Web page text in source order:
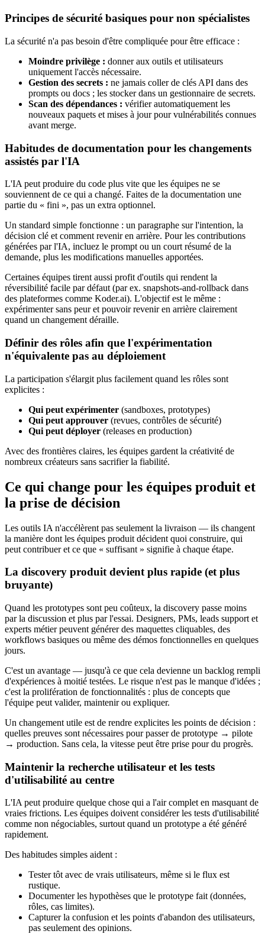
Principes de sécurité basiques pour non spécialistes
La sécurité n'a pas besoin d'être compliquée pour être efficace :
Moindre privilège : donner aux outils et utilisateurs
uniquement l'accès nécessaire.
Gestion des secrets : ne jamais coller de clés API dans des
prompts ou docs ; les stocker dans un gestionnaire de secrets.
Scan des dépendances : vérifier automatiquement les
nouveaux paquets et mises à jour pour vulnérabilités connues
avant merge.
Habitudes de documentation pour les changements
assistés par l'IA
L'IA peut produire du code plus vite que les équipes ne se
souviennent de ce qui a changé. Faites de la documentation une
partie du « fini », pas un extra optionnel.
Un standard simple fonctionne : un paragraphe sur l'intention, la
décision clé et comment revenir en arrière. Pour les contributions
générées par l'IA, incluez le prompt ou un court résumé de la
demande, plus les modifications manuelles apportées.
Certaines équipes tirent aussi profit d'outils qui rendent la
réversibilité facile par défaut (par ex. snapshots-and-rollback dans
des plateformes comme Koder.ai). L'objectif est le même :
expérimenter sans peur et pouvoir revenir en arrière clairement
quand un changement déraille.
Définir des rôles afin que l'expérimentation
n'équivalente pas au déploiement
La participation s'élargit plus facilement quand les rôles sont
explicites :
Qui peut expérimenter (sandboxes, prototypes)
Qui peut approuver (revues, contrôles de sécurité)
Qui peut déployer (releases en production)
Avec des frontières claires, les équipes gardent la créativité de
nombreux créateurs sans sacrifier la fiabilité.
Ce qui change pour les équipes produit et
la prise de décision
Les outils IA n'accélèrent pas seulement la livraison — ils changent
la manière dont les équipes produit décident quoi construire, qui
peut contribuer et ce que « suffisant » signifie à chaque étape.
La discovery produit devient plus rapide (et plus
bruyante)
Quand les prototypes sont peu coûteux, la discovery passe moins
par la discussion et plus par l'essai. Designers, PMs, leads support et
experts métier peuvent générer des maquettes cliquables, des
workflows basiques ou même des démos fonctionnelles en quelques
jours.
C'est un avantage — jusqu'à ce que cela devienne un backlog rempli
d'expériences à moitié testées. Le risque n'est pas le manque d'idées ;
c'est la prolifération de fonctionnalités : plus de concepts que
l'équipe peut valider, maintenir ou expliquer.
Un changement utile est de rendre explicites les points de décision :
quelles preuves sont nécessaires pour passer de prototype → pilote
→ production. Sans cela, la vitesse peut être prise pour du progrès.
Maintenir la recherche utilisateur et les tests
d'utilisabilité au centre
L'IA peut produire quelque chose qui a l'air complet en masquant de
vraies frictions. Les équipes doivent considérer les tests d'utilisabilité
comme non négociables, surtout quand un prototype a été généré
rapidement.
Des habitudes simples aident :
Tester tôt avec de vrais utilisateurs, même si le flux est
rustique.
Documenter les hypothèses que le prototype fait (données,
rôles, cas limites).
Capturer la confusion et les points d'abandon des utilisateurs,
pas seulement des opinions.